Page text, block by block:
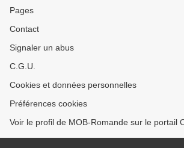
Pages
Contact
Signaler un abus
C.G.U.
Cookies et données personnelles
Préférences cookies
Voir le profil de MOB-Romande sur le portail